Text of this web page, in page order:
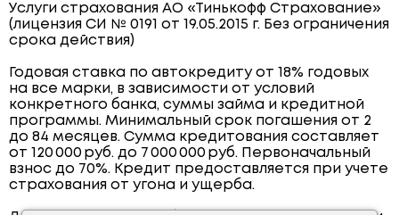
Услуги страхования АО «Тинькофф Страхование»
(лицензия СИ № 0191 от 19.05.2015 г. Без ограничения
срока действия)
Годовая ставка по автокредиту от 18% годовых
на все марки, в зависимости от условий
конкретного банка, суммы займа и кредитной
программы. Минимальный срок погашения от 2
до 84 месяцев. Сумма кредитования составляет
от 120 000 руб. до 7 000 000 руб. Первоначальный
взнос до 70%. Кредит предоставляется при учете
страхования от угона и ущерба.